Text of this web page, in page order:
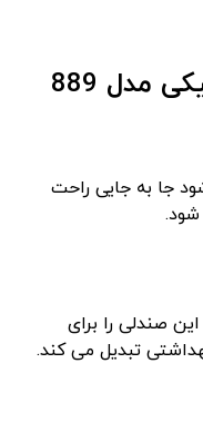
مدل 889
جا به ‌جایی راحت
صندلی را برای
تبدیل می کند.